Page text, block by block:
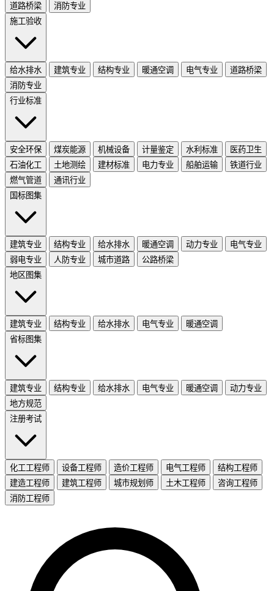
道路桥梁
消防专业
施工验收
给水排水 建筑专业 结构专业 暖通空调 电气专业
道路桥梁
消防专业
行业标准
安全环保 煤炭能源 机械设备 计量鉴定 水利标准
医药卫生
石油化工
土地测绘 建材标准 电力专业 船舶运输
铁道行业
燃气管道
通讯行业
国标图集
建筑专业 结构专业 给水排水 暖通空调 动力专业
电气专业
弱电专业
人防专业 城市道路
公路桥梁
地区图集
建筑专业 结构专业 给水排水 电气专业
暖通空调
省标图集
建筑专业 结构专业 给水排水 电气专业 暖通空调
动力专业
地方规范
注册考试
化工工程师 设备工程师 造价工程师 电气工程师
结构工程师
建造工程师
建筑工程师 城市规划师 土木工程师
咨询工程师
消防工程师